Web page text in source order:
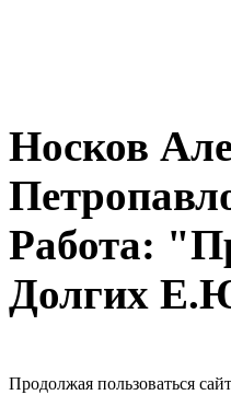
Носков
Работа:
Долгих
Продолжая пользоваться